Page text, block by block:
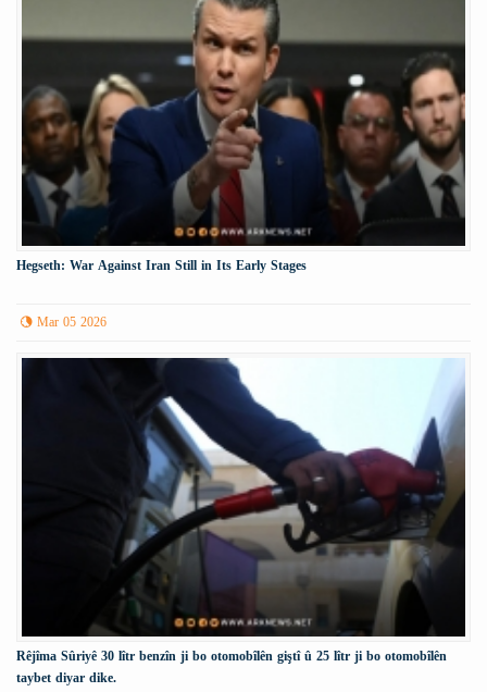
Hegseth: War Against Iran Still in Its Early Stages
Mar 05 2026
Rêjîma Sûriyê 30 lîtr benzîn ji bo otomobîlên giştî û 25 lîtr ji bo otomobîlên
taybet diyar dike.